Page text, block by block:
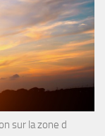
sur la zone d